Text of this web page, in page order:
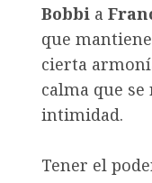
Bobbi a
que
cierta
calma que
intimidad.
Tener el